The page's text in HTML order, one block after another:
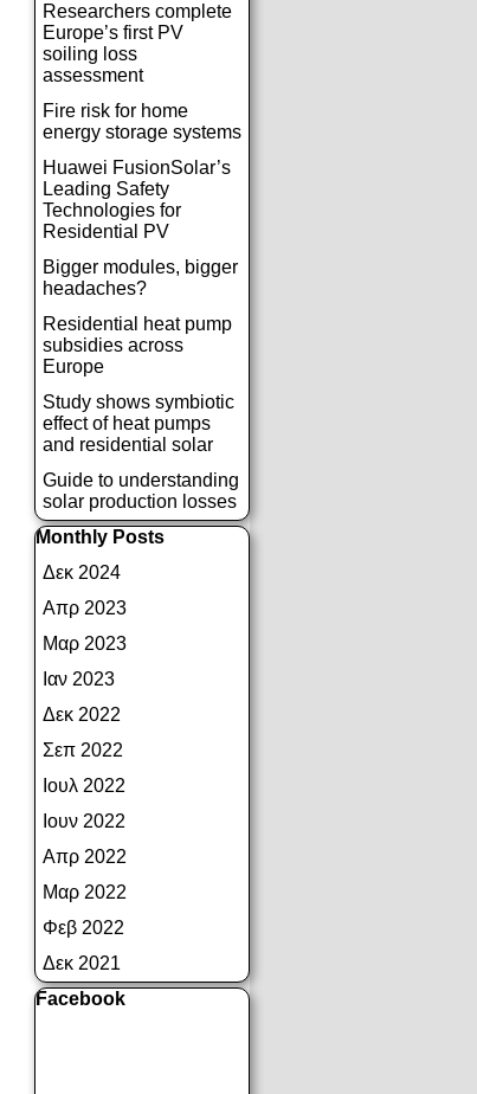
Researchers complete
Europe’s first PV
soiling loss
assessment
Fire risk for home
energy storage systems
Huawei FusionSolar’s
Leading Safety
Technologies for
Residential PV
Bigger modules, bigger
headaches?
Residential heat pump
subsidies across
Europe
Study shows symbiotic
effect of heat pumps
and residential solar
Guide to understanding
solar production losses
Παράλειψη μπλόκ Monthly Posts
Monthly Posts
Δεκ 2024
Απρ 2023
Μαρ 2023
Ιαν 2023
Δεκ 2022
Σεπ 2022
Ιουλ 2022
Ιουν 2022
Απρ 2022
Μαρ 2022
Φεβ 2022
Δεκ 2021
Παράλειψη μπλόκ Facebook
Facebook